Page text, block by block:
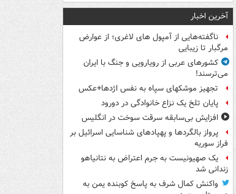
آخرین اخبار
ناگفته‌هایی از آمپول های لاغری؛ از عوارض
مرگبار تا زیبایی
کشورهای عربی از رویارویی و جنگ با ایران
می‌ترسند!
تجهیز موشکهای سپاه به نفس اژدها+عکس
پایان تلخ یک نزاع خانوادگی در دورود
افزایش بی‌سابقه سرقت سوخت در انگلیس
پرواز بالگردها و پهپادهای شناسایی اسرائیل بر
فراز سوریه
یک صهیونیست به جرم اعتراض به نتانیاهو
زندانی شد
واکنش کمال شرف به پاسخ کوبنده یمن به